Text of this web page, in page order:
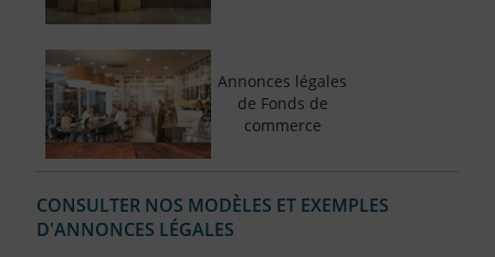
Annonces légales
de Fonds de
commerce
CONSULTER NOS MODÈLES ET EXEMPLES
D'ANNONCES LÉGALES